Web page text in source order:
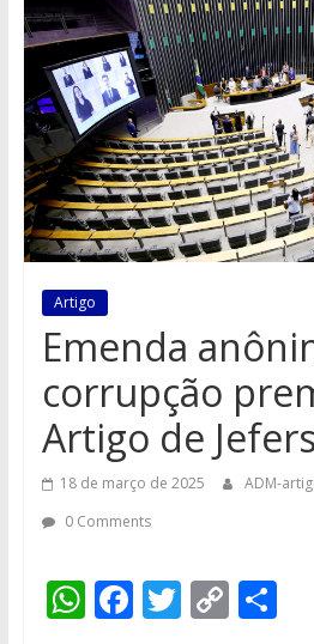
Artigo
Emenda
corrupção
Artigo de
18 de março de 2025 ADM-
0 Comments
W F T C S